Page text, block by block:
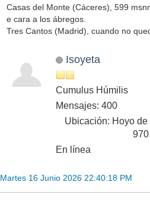
Casas del Monte (Cáceres), 599
e cara a los ábregos.
Tres Cantos (Madrid), cuando no
Isoyeta
Cumulus Húmilis
Mensajes: 400
Ubicación: Hoyo
En línea
Martes 16 Junio 2026 22:40:18 PM